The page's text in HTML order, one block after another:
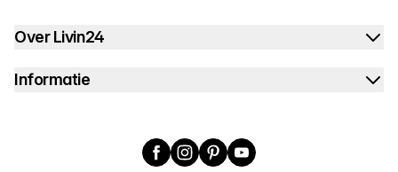
Over Livin24
Informatie
Facebook
Instagram
PinterestYouTube